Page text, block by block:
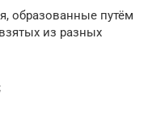
образованные путём
из разных